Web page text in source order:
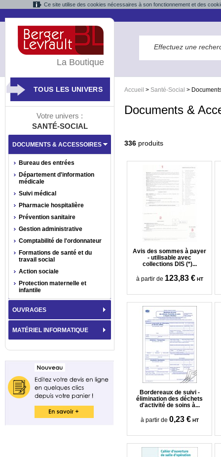
Ce site utilise des cookies nécessaires à son fonctionnement et des
Accueil > Santé-Social >
Documents &
336 produits
Avis des sommes à payer
- utilisable avec
collections DIS (*)...
à partir de 123,83 € HT
Bordereaux de suivi -
élimination des déchets
d'activité de soins à...
à partir de 0,23 € HT
La Boutique
TOUS LES UNIVERS
Votre univers :
SANTÉ-SOCIAL
DOCUMENTS & ACCESSOIRES
Bureau des entrées
Département d'information
médicale
Suivi médical
Pharmacie hospitalière
Prévention sanitaire
Gestion administrative
Comptabilité de l'ordonnateur
Formations de santé et du
travail social
Action sociale
Protection maternelle et
infantile
OUVRAGES
MATÉRIEL INFORMATIQUE